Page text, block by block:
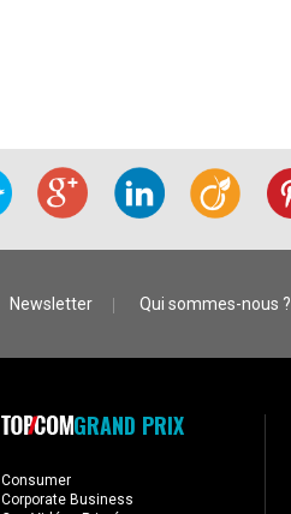
Newsletter Qui sommes-nous ?
GRAND PRIX
Consumer
Corporate Business